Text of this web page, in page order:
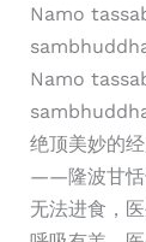
Namo
Namo
绝顶美妙的
——隆波甘恬
无法进食，